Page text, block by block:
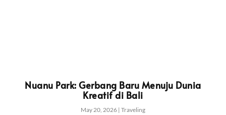
Nuanu Park: Gerbang Baru Menuju Dunia
Kreatif di Bali
May 20, 2026 | Traveling